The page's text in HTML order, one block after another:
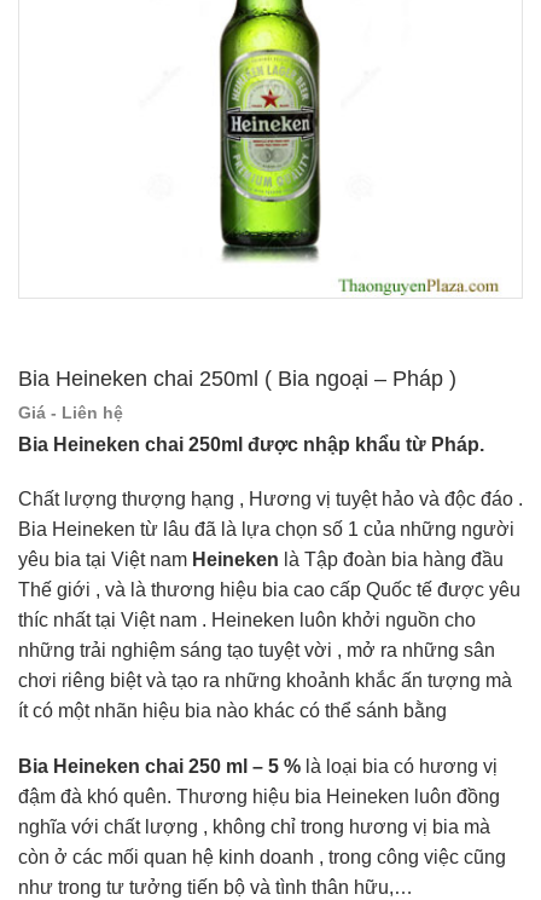
Bia Heineken chai 250ml ( Bia ngoại – Pháp )
Giá - Liên hệ
Bia Heineken chai 250ml được nhập khẩu từ Pháp.
Chất lượng thượng hạng , Hương vị tuyệt hảo và độc đáo .
Bia Heineken từ lâu đã là lựa chọn số 1 của những người
yêu bia tại Việt nam Heineken là Tập đoàn bia hàng đầu
Thế giới , và là thương hiệu bia cao cấp Quốc tế được yêu
thíc nhất tại Việt nam . Heineken luôn khởi nguồn cho
những trải nghiệm sáng tạo tuyệt vời , mở ra những sân
chơi riêng biệt và tạo ra những khoảnh khắc ấn tượng mà
ít có một nhãn hiệu bia nào khác có thể sánh bằng
Bia Heineken chai 250 ml – 5 % là loại bia có hương vị
đậm đà khó quên. Thương hiệu bia Heineken luôn đồng
nghĩa với chất lượng , không chỉ trong hương vị bia mà
còn ở các mối quan hệ kinh doanh , trong công việc cũng
như trong tư tưởng tiến bộ và tình thân hữu,…